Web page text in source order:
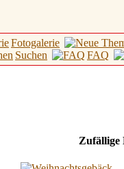
Fotogalerie
Suchen FAQ
Zufällige